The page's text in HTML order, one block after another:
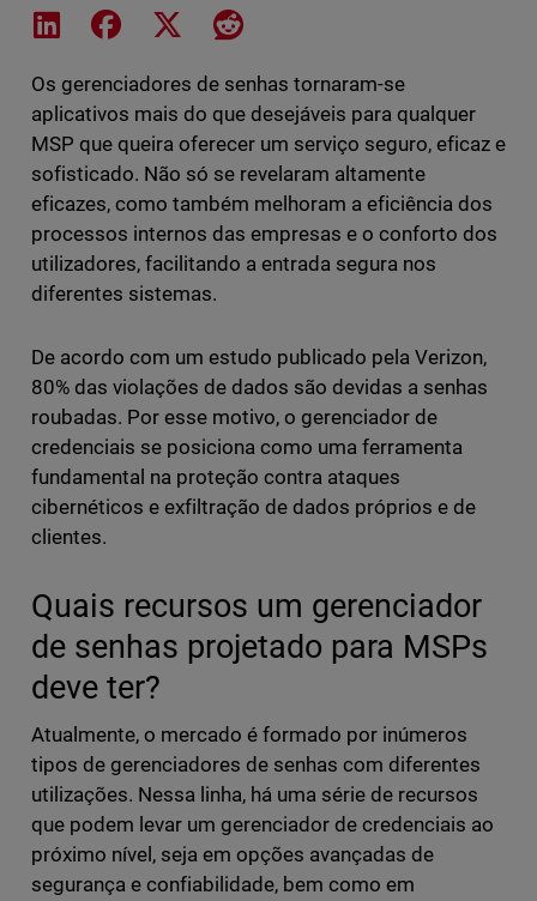
Share on LinkedIn
Share on Facebook
Share on XShare on Reddit
Os gerenciadores de senhas tornaram-se
aplicativos mais do que desejáveis ​​para qualquer
MSP que queira oferecer um serviço seguro, eficaz e
sofisticado. Não só se revelaram altamente
eficazes, como também melhoram a eficiência dos
processos internos das empresas e o conforto dos
utilizadores, facilitando a entrada segura nos
diferentes sistemas.
De acordo com um estudo publicado pela Verizon,
80% das violações de dados são devidas a senhas
roubadas. Por esse motivo, o gerenciador de
credenciais se posiciona como uma ferramenta
fundamental na proteção contra ataques
cibernéticos e exfiltração de dados próprios e de
clientes.
Quais recursos um gerenciador
de senhas projetado para MSPs
deve ter?
Atualmente, o mercado é formado por inúmeros
tipos de gerenciadores de senhas com diferentes
utilizações. Nessa linha, há uma série de recursos
que podem levar um gerenciador de credenciais ao
próximo nível, seja em opções avançadas de
segurança e confiabilidade, bem como em